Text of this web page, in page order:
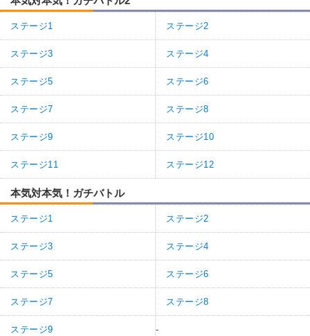
ステージ1 ステージ2
ステージ3 ステージ4
ステージ5 ステージ6
ステージ7 ステージ8
ステージ9 ステージ10
ステージ11 ステージ12
本気対本気！ガチバトル
ステージ1 ステージ2
ステージ3 ステージ4
ステージ5 ステージ6
ステージ7 ステージ8
ステージ9 -